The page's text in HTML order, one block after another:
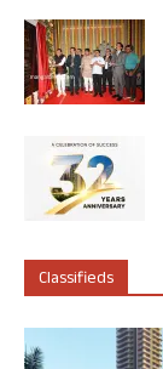
Classifieds